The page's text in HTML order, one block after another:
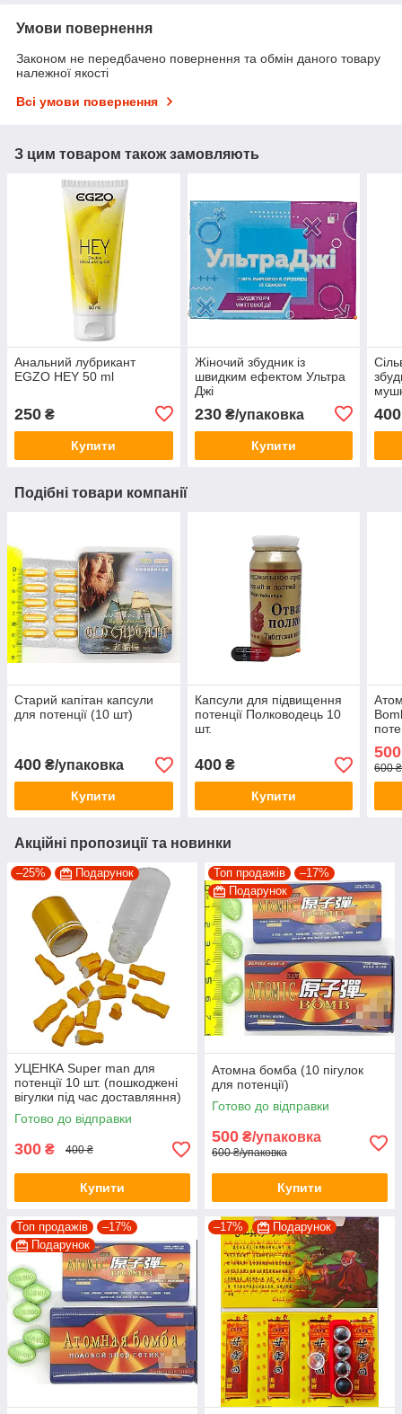
Умови повернення
Законом не передбачено повернення та обмін даного товару
належної якості
Всі умови повернення
З цим товаром також замовляють
Анальний лубрикант
EGZO HEY 50 ml
250 ₴
Купити
Жіночий збудник із
швидким ефектом Ультра
Джі
230₴/упаковка
Купити
400
Подібні товари компанії
Старий капітан капсули
для потенції (10 шт)
400 ₴/упаковка
Купити
Капсули для підвищення
потенції Полководець 10
шт.
400₴
Купити
500
600
Акційні пропозиції та новинки
–25% Подарунок
УЦЕНКА Super man для
потенції 10 шт. (пошкоджені
вігулки під час доставляння)
Готово до відправки
300 ₴ 400 ₴
Купити
Топ продажів
–17%
Подарунок
Атомна бомба (10 пігулок
для потенції)
Готово до відправки
500 ₴/упаковка
600 ₴/упаковка
Купити
Топ продажів
–17%
Подарунок
–17% Подарунок